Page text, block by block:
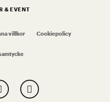
& EVENT
villkor Cookiepolicy